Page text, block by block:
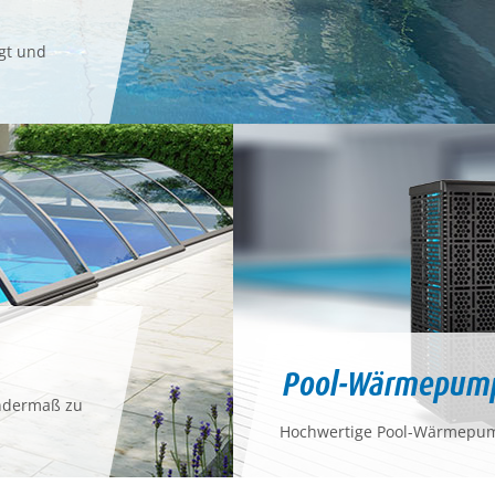
und
zu Pool-
Hochwertige Pool-